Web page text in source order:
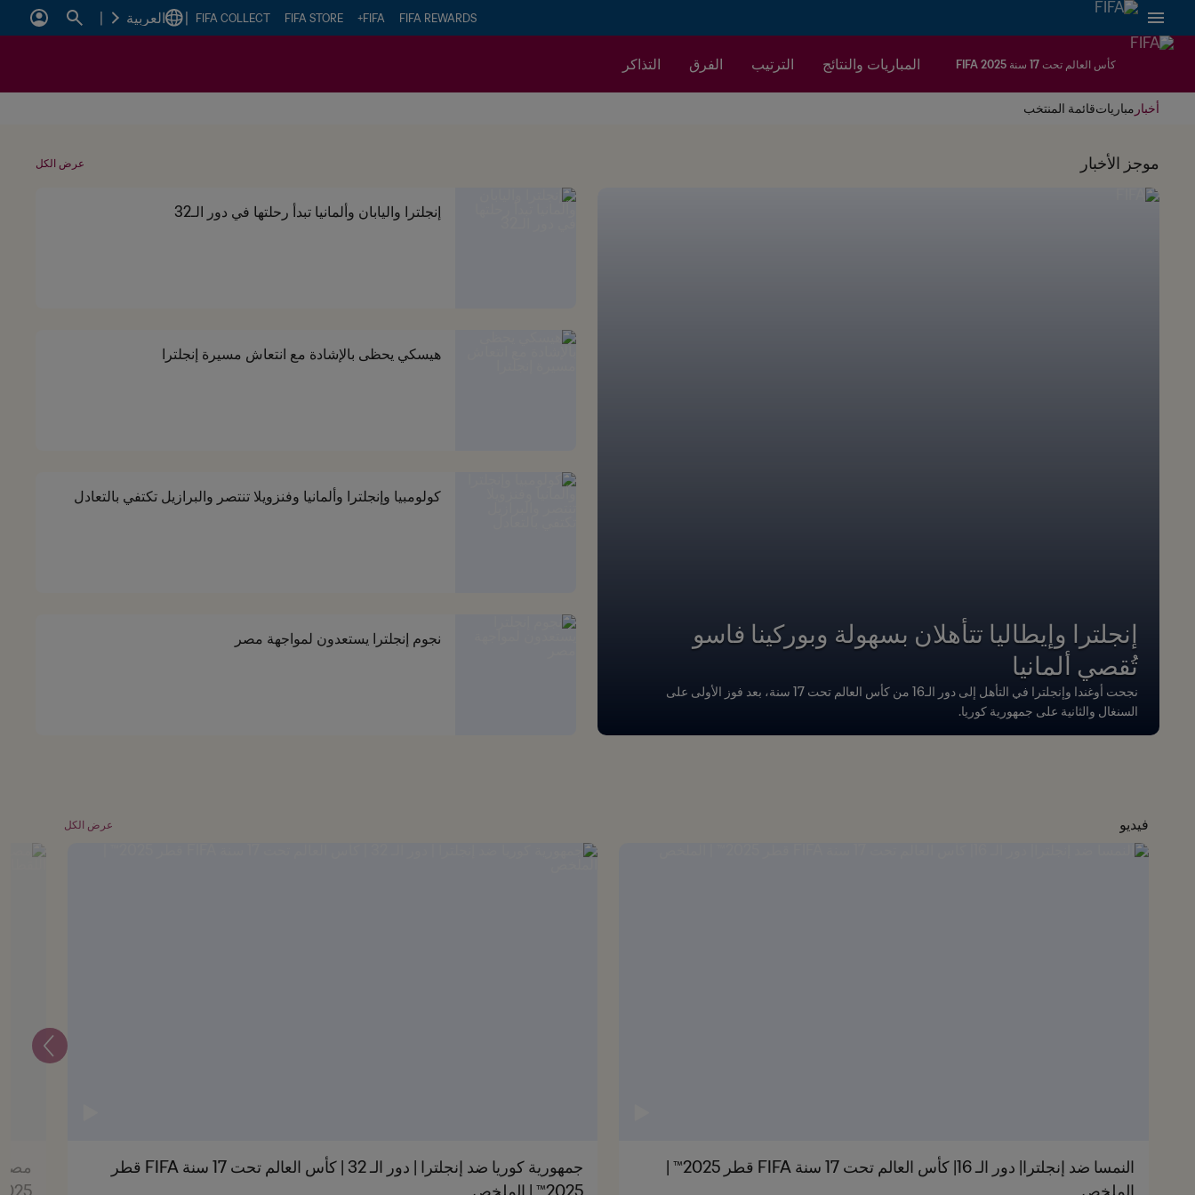
FIFA REWARDS
FIFA+
FIFA STORE
FIFA COLLECT العربية
كأس العالم تحت 17 سنة FIFA 2025 المباريات والنتائج الترتيب الفرق التذاكر
أخبار مبارياتقائمة المنتخب
موجز الأخبار عرض الكل
إنجلترا وإيطاليا تتأهلان بسهولة وبوركينا فاسو
تُقصي ألمانيا
نجحت أوغندا وإنجلترا في التأهل إلى دور الـ16 من كأس العالم تحت 17 سنة، بعد فوز الأولى على
السنغال والثانية على جمهورية كوريا.
إنجلترا واليابان وألمانيا تبدأ رحلتها في دور الـ32
هيسكي يحظى بالإشادة مع انتعاش مسيرة إنجلترا
كولومبيا وإنجلترا وألمانيا وفنزويلا تنتصر والبرازيل تكتفي بالتعادل
نجوم إنجلترا يستعدون لمواجهة مصر
فيديو عرض الكل
النمسا ضد إنجلترا| دور الـ 16| كأس العالم تحت 17 سنة FIFA قطر 2025™ |
جمهورية كوريا ضد إنجلترا | دور الـ 32 | كأس العالم تحت 17 سنة FIFA قطر
التالي